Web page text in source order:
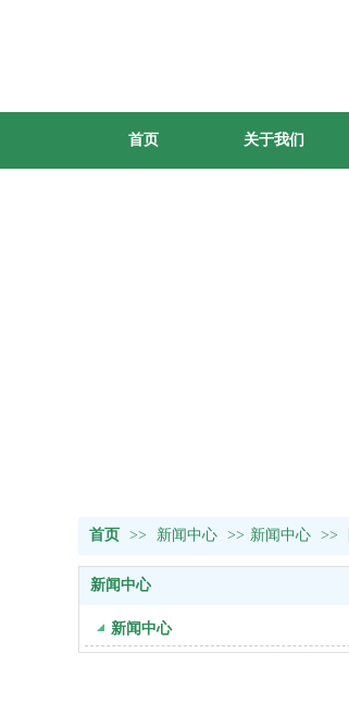
首页 关于我们
首页 >> 新闻中心 >> 新闻中心 >>
新闻中心
新闻中心